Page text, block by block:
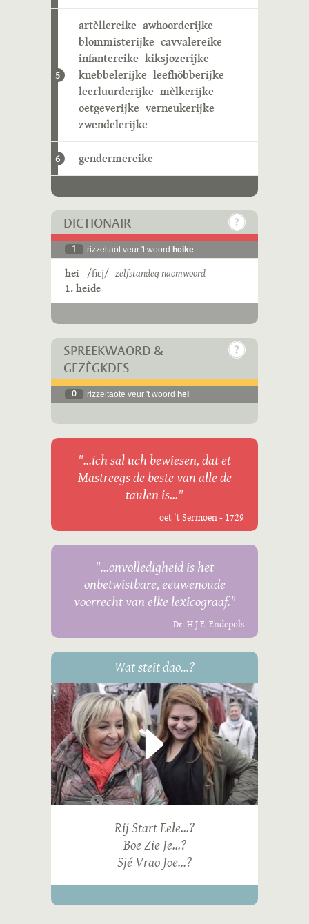
5
artèllereike awhoorderijke
blommisterijke cavvalereike
infantereike kiksjozerijke
knebbelerijke leefhöbberijke
leerluurderijke mèlkerijke
oetgeverijke verneukerijke
zwendelerijke
6 gendermereike
DICTIONAIR
1 rizzeltaot veur 't woord heike
hei /ɦɛj/ zelfstandeg naomwoord
1. heide
SPREEKWÄÖRD &
GEZÈGKDES
0 rizzeltaote veur 't woord hei
"...ich sal uch bewiesen, dat et
Mastreegs de beste van alle de
taulen is..."
oet 't Sermoen - 1729
"...onvolledigheid is het
onbetwistbare, eeuwenoude
voorrecht van elke lexicograaf."
Dr. H.J.E. Endepols
Wat steit dao...?
Rij Start Eele...?
Boe Zie Je...?
Sjé Vrao Joe...?